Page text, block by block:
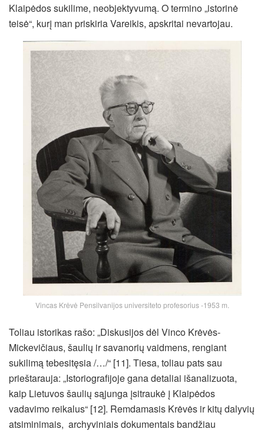
Klaipėdos sukilime, neobjektyvumą. O termino „istorinė
teisė“, kurį man priskiria Vareikis, apskritai nevartojau.
Vincas Krėvė Pensilvanijos universiteto profesorius -1953 m.
Toliau istorikas rašo: „Diskusijos dėl Vinco Krėvės-
Mickevičiaus, šaulių ir savanorių vaidmens, rengiant
sukilimą tebesitęsia /…/“ [11]. Tiesa, toliau pats sau
prieštarauja: „Istoriografijoje gana detaliai išanalizuota,
kaip Lietuvos šaulių sąjunga įsitraukė į Klaipėdos
vadavimo reikalus“ [12]. Remdamasis Krėvės ir kitų dalyvių
atsiminimais, archyviniais dokumentais bandžiau